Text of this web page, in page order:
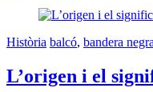
Història balcó, bandera negra
L’origen i el